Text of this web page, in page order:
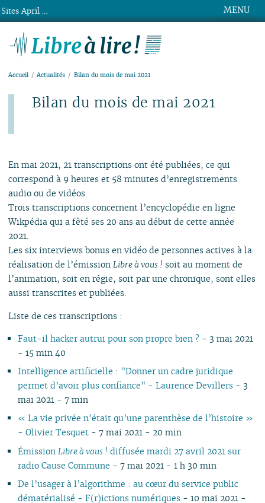
MENU
Accueil Actualités Bilan du mois de mai 2021
Bilan du mois de mai 2021
En mai 2021, 21 transcriptions ont été publiées, ce qui
correspond à 9 heures et 58 minutes d’enregistrements
audio ou de vidéos.
Trois transcriptions concernent l’encyclopédie en ligne
Wikpédia qui a fêté ses 20 ans au début de cette année
2021.
Les six interviews bonus en vidéo de personnes actives à la
réalisation de l’émissionLibre à vous ! soit au moment de
l’animation, soit en régie, soit par une chronique, sont elles
aussi transcrites et publiées.
Liste de ces transcriptions :
Faut-il hacker autrui pour son propre bien ? - 3 mai 2021
- 15 min 40
Intelligence artificielle : "Donner un cadre juridique
permet d’avoir plus confiance" - Laurence Devillers - 3
mai 2021 - 7 min
« La vie privée n’était qu’une parenthèse de l’histoire »
- Olivier Tesquet‎‎ - 7 mai 2021 - 20 min
Émission Libre à vous ! diffusée mardi 27 avril 2021 sur
radio Cause Commune - 7 mai 2021 - 1 h 30 min
De l’usager à l’algorithme : au cœur du service public
dématérialisé - F(r)ictions numériques - 10 mai 2021 -
Sites April ...